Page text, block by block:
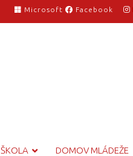
Microsoft Facebook
ŠKOLA DOMOV MLÁDEŽE